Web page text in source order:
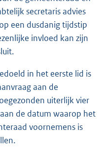
secretaris advies
een dusdanig tijdstip
invloed kan zijn
in het eerste lid is
aan de
uiterlijk vier
de datum waarop het
voornemens is